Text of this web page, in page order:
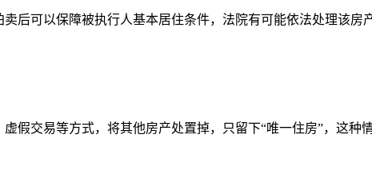
可以保障被执行人基本居住条件，法院有可能依法处理该房产
交易等方式，将其他房产处置掉，只留下“唯一住房”，这种情